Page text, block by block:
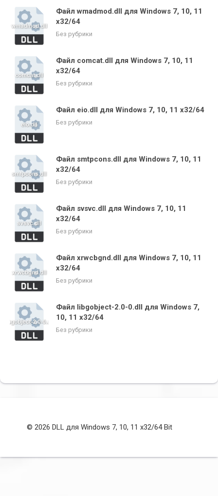
Файл wmadmod.dll для Windows 7, 10, 11
x32/64
Без рубрики
Файл comcat.dll для Windows 7, 10, 11
x32/64
Без рубрики
Файл eio.dll для Windows 7, 10, 11 x32/64
Без рубрики
Файл smtpcons.dll для Windows 7, 10, 11
x32/64
Без рубрики
Файл svsvc.dll для Windows 7, 10, 11
x32/64
Без рубрики
Файл xrwcbgnd.dll для Windows 7, 10, 11
x32/64
Без рубрики
Файл libgobject-2.0-0.dll для Windows 7,
10, 11 x32/64
Без рубрики
© 2026 DLL для Windows 7, 10, 11 x32/64 Bit